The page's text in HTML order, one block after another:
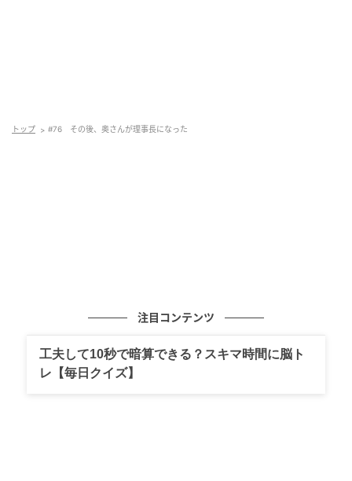
トップ #76 その後、奥さんが理事長になった
注目コンテンツ
工夫して10秒で暗算できる？スキマ時間に脳ト
レ【毎日クイズ】